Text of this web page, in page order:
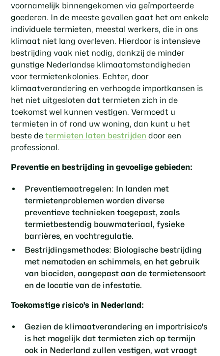
voornamelijk binnengekomen via geïmporteerde
goederen. In de meeste gevallen gaat het om enkele
individuele termieten, meestal werkers, die in ons
klimaat niet lang overleven. Hierdoor is intensieve
bestrijding vaak niet nodig, dankzij de minder
gunstige Nederlandse klimaatomstandigheden
voor termietenkolonies. Echter, door
klimaatverandering en verhoogde importkansen is
het niet uitgesloten dat termieten zich in de
toekomst wel kunnen vestigen. Vermoedt u
termieten in of rond uw woning, dan kunt u het
beste determieten laten bestrijden door een
professional.
Preventie en bestrijding in gevoelige gebieden:
Preventiemaatregelen: In landen met
termietenproblemen worden diverse
preventieve technieken toegepast, zoals
termietbestendig bouwmateriaal, fysieke
barrières, en vochtregulatie.
Bestrijdingsmethodes: Biologische bestrijding
met nematoden en schimmels, en het gebruik
van biociden, aangepast aan de termietensoort
en de locatie van de infestatie.
Toekomstige risico's in Nederland:
Gezien de klimaatverandering en importrisico's
is het mogelijk dat termieten zich op termijn
ook in Nederland zullen vestigen, wat vraagt